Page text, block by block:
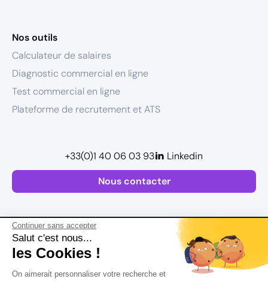
Continuer sans accepter
Salut c'est nous...
les Cookies !
On aimerait personnaliser votre recherche et
Nos outils
Calculateur de salaires
Diagnostic commercial en ligne
Test commercial en ligne
Plateforme de recrutement et ATS
Nous contacter
+33(0)1 40 06 03 93 Linkedin
Plan de site